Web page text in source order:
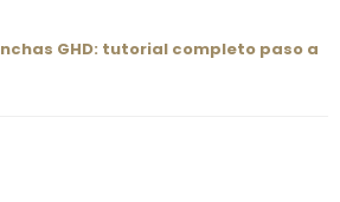
GHD: tutorial completo paso a